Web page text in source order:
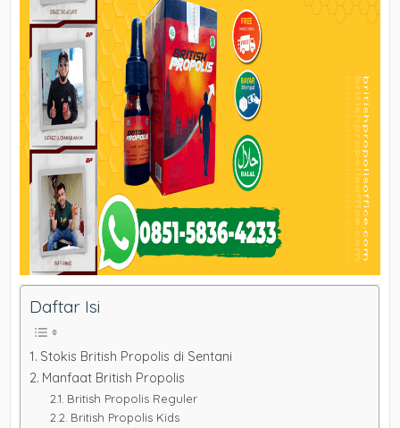
Daftar Isi
Stokis British Propolis di Sentani
Manfaat British Propolis
British Propolis Reguler
British Propolis Kids